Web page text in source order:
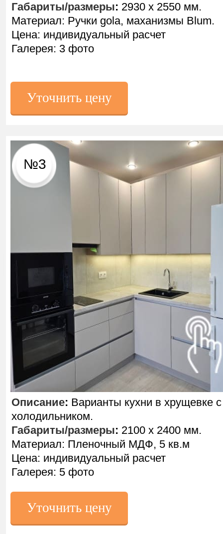
Описание: Варианты кухни в хрущевке с
холодильником.
Габариты/размеры: 2100 х 2400 мм.
Материал: Пленочный МДФ, 5 кв.м
Цена: индивидуальный расчет
Галерея: 5 фото
Габариты/размеры: 2930 х 2550 мм.
Материал: Ручки gola, маханизмы Blum.
Цена: индивидуальный расчет
Галерея: 3 фото
Уточнить цену
№3
Уточнить цену